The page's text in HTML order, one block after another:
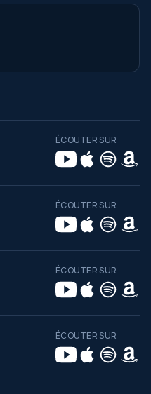
ÉCOUTER SUR
ÉCOUTER SUR
ÉCOUTER SUR
ÉCOUTER SUR